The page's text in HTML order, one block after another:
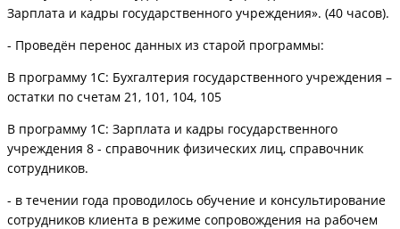
Зарплата и кадры государственного учреждения». (40 часов).
- Проведён перенос данных из старой программы:
В программу 1С: Бухгалтерия государственного учреждения –
остатки по счетам 21, 101, 104, 105
В программу 1С: Зарплата и кадры государственного
учреждения 8 - справочник физических лиц, справочник
сотрудников.
- в течении года проводилось обучение и консультирование
сотрудников клиента в режиме сопровождения на рабочем